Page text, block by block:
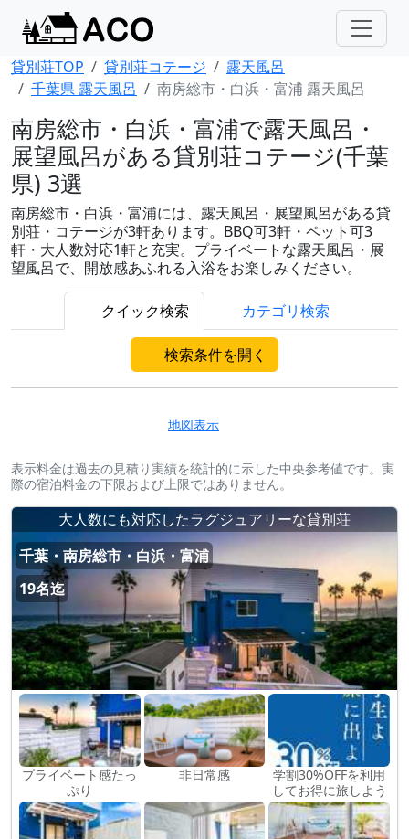
貸別荘TOP 貸別荘コテージ
露天風呂
千葉県 露天風呂
南房総市・白浜・富浦 露天風呂
南房総市・白浜・富浦で露天風呂・
展望風呂がある貸別荘コテージ(千葉
県) 3選
南房総市・白浜・富浦には、露天風呂・展望風呂がある貸
別荘・コテージが3軒あります。BBQ可3軒・ペット可3
軒・大人数対応1軒と充実。プライベートな露天風呂・展
望風呂で、開放感あふれる入浴をお楽しみください。
クイック検索 カテゴリ検索
検索条件を開く
地図表示
表示料金は過去の見積り実績を統計的に示した中央参考値です。実
際の宿泊料金の下限および上限ではありません。
大人数にも対応したラグジュアリーな貸別荘
千葉・南房総市・白浜・富浦
19名迄
プライベート感たっ
ぷり
非日常感
学割30%OFFを利用
してお得に旅しよう